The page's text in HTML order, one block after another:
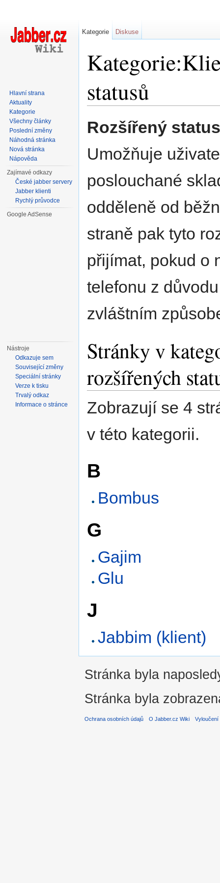
statusů
Rozšířený status
Umožňuje
poslouchané
odděleně od
straně pak tyto
přijímat, pokud o
telefonu z
zvláštním
Stránky v
rozšířených
Zobrazují se 4
v této kategorii.
B
Bombus
G
Gajim
Glu
J
Jabbim (klient)
Kategorie Diskuse
Hlavní strana
Aktuality
Kategorie
Všechny články
Poslední změny
Náhodná stránka
Nová stránka
Nápověda
Zajímavé odkazy
České jabber servery
Jabber klienti
Rychlý průvodce
Google AdSense
Nástroje
Odkazuje sem
Související změny
Speciální stránky
Verze k tisku
Trvalý odkaz
Informace o stránce
Stránka byla
Stránka byla
Ochrana osobních údajů O Jabber.cz Wiki Vyloučení